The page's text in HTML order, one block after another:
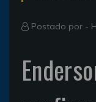
Postado por -